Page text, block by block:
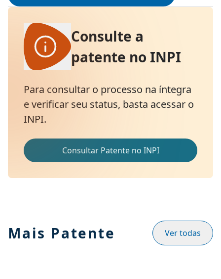
Consulte a
patente no INPI
Para consultar o processo na íntegra
e verificar seu status, basta acessar o
INPI.
Consultar Patente no INPI
Mais Patente Ver todas